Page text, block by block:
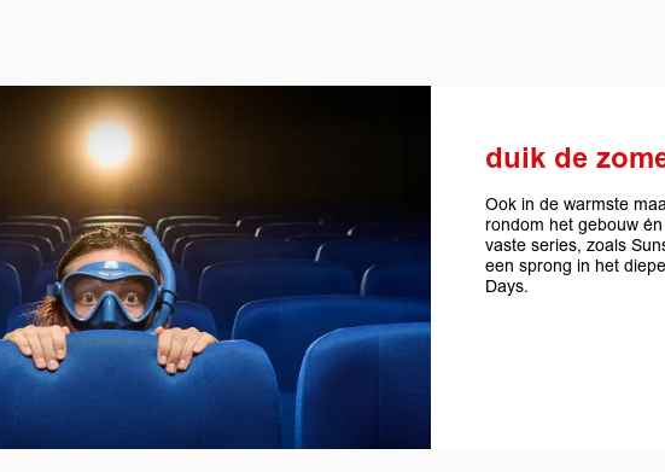
duik de
Ook in de warmste
rondom het gebouw
vaste series, zoals
een sprong in het
Days.